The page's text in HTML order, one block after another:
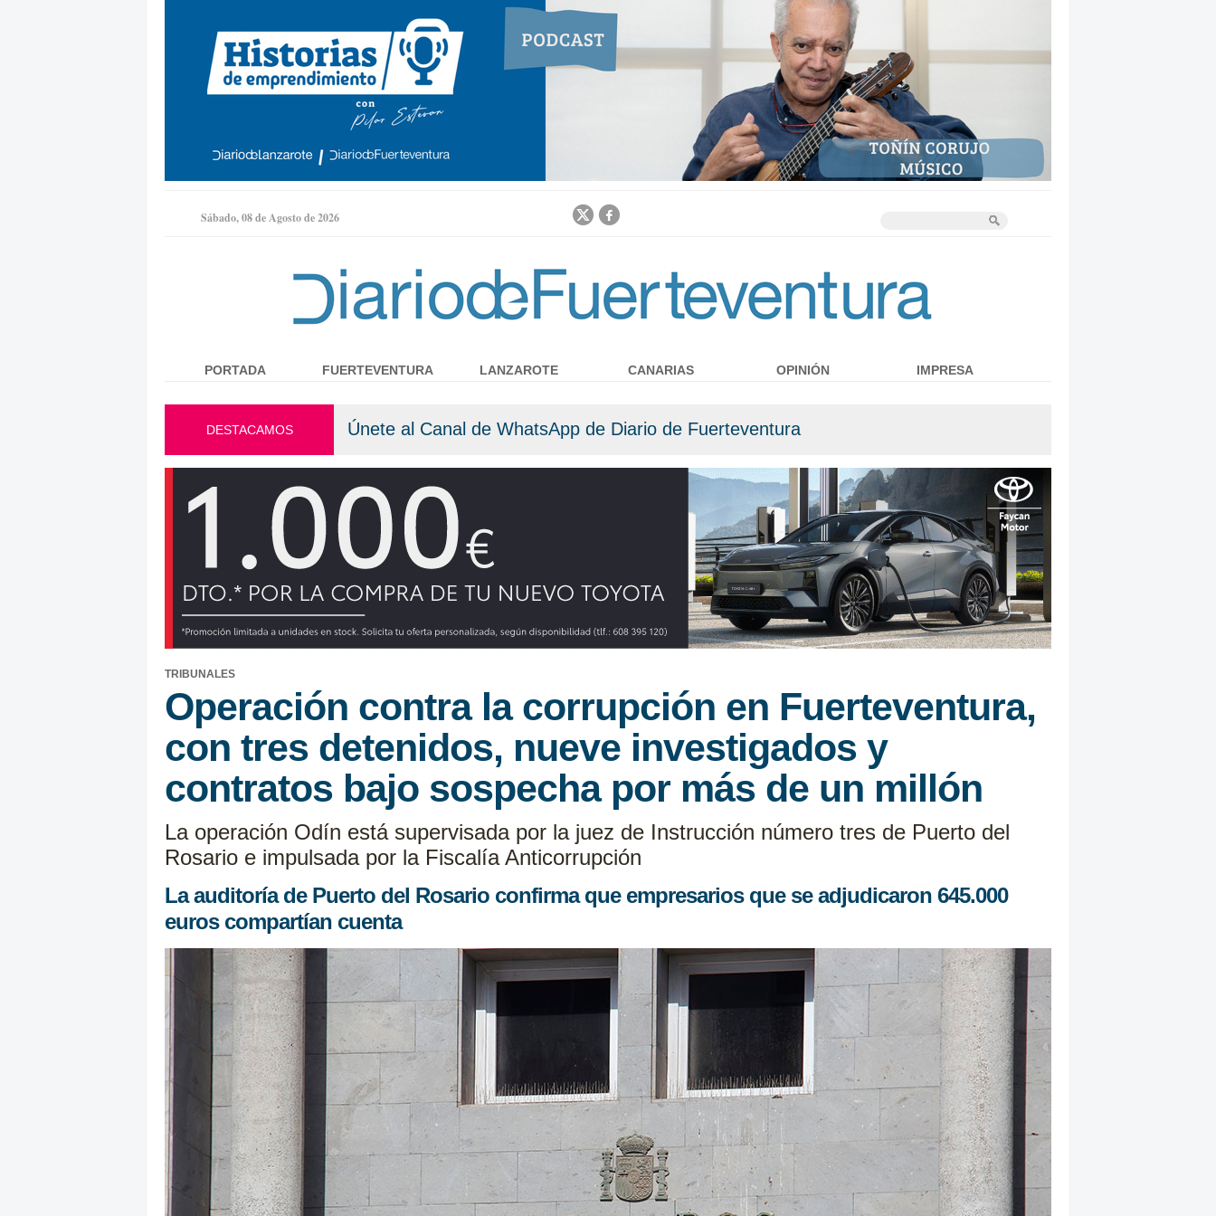
Jump to navigation
Sábado, 08 de Agosto de 2026
DESTACAMOS Únete al Canal de WhatsApp de Diario de Fuerteventura
TRIBUNALES
Operación contra la corrupción en Fuerteventura,
con tres detenidos, nueve investigados y
contratos bajo sospecha por más de un millón
La operación Odín está supervisada por la juez de Instrucción número tres de Puerto del
Rosario e impulsada por la Fiscalía Anticorrupción
La auditoría de Puerto del Rosario confirma que empresarios que se adjudicaron 645.000
euros compartían cuenta
PORTADA FUERTEVENTURA LANZAROTE CANARIAS OPINIÓN IMPRESA